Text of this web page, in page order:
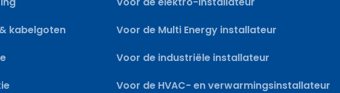
kabelgoten
Voor de Multi Energy installateur
Voor de industriële installateur
Voor de HVAC- en verwarmingsinstallateur